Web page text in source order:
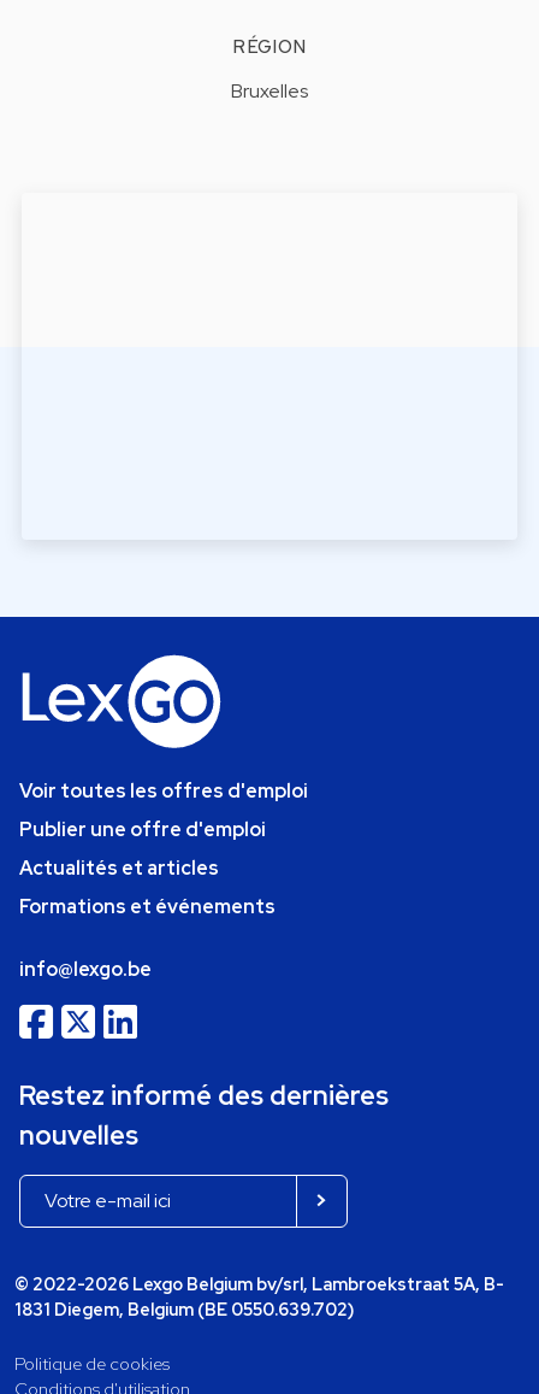
RÉGION
Bruxelles
Voir toutes les offres d'emploi
Publier une offre d'emploi
Actualités et articles
Formations et événements
info@lexgo.be
Restez informé des dernières
nouvelles
© 2022-2026 Lexgo Belgium bv/srl, Lambroekstraat 5A, B-
1831 Diegem, Belgium (BE 0550.639.702)
Politique de cookies
Conditions d'utilisation